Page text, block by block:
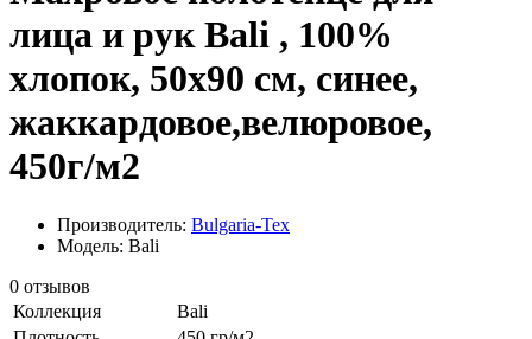
лица и рук Bali , 100%
хлопок, 50х90 см, синее,
жаккардовое,велюровое,
450г/м2
Производитель: Bulgaria-Tex
Модель: Bali
0 отзывов
Коллекция
Bali